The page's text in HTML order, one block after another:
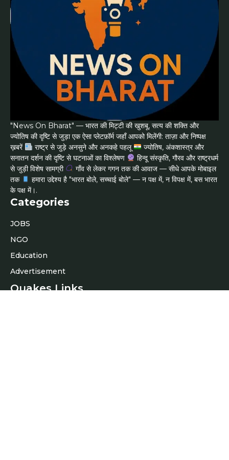
"News On Bharat" — भारत की मिट्टी की खुशबू, सत्य की शक्ति और
ज्योतिष की दृष्टि से जुड़ा एक ऐसा प्लेटफ़ॉर्म जहाँ आपको मिलेंगी: ताज़ा और निष्पक्ष
ख़बरें
राष्ट्र से जुड़े अनसुने और अनकहे पहलू
ज्योतिष, अंकशास्त्र और
सनातन दर्शन की दृष्टि से घटनाओं का विश्लेषण
हिन्दू संस्कृति, गौरव और राष्ट्रधर्म
से जुड़ी विशेष सामग्री
गाँव से लेकर गगन तक की आवाज — सीधे आपके मोबाइल
तक
हमारा उद्देश्य है "भारत बोले, सच्चाई बोले" — न पक्ष में, न विपक्ष में, बस भारत
के पक्ष में।.
Categories
JOBS
NGO
Education
Advertisement
Quakes Links